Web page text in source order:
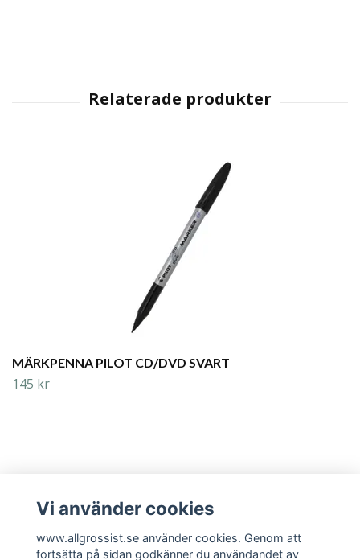
MÄRKPENNA PILOT CD/DVD SVART
145 kr
Läs mer
Vi använder cookies
www.allgrossist.se använder cookies. Genom att
fortsätta på sidan godkänner du användandet av